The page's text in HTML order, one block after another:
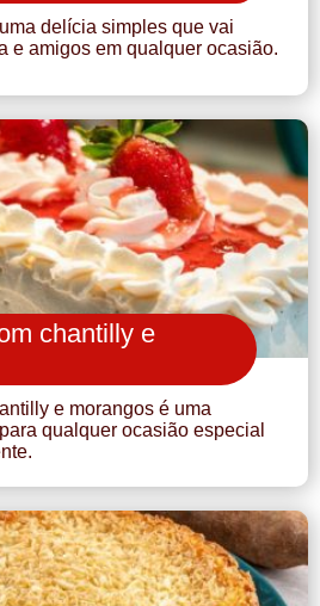
delícia simples que vai
e amigos em qualquer ocasião.
chantilly e
e morangos é uma
qualquer ocasião especial